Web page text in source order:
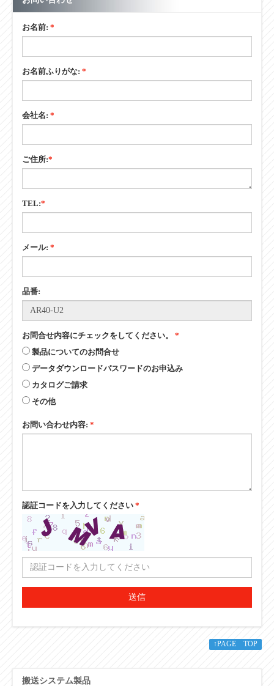
お名前: *
お名前ふりがな: *
会社名: *
ご住所:*
TEL:*
メール: *
品番:
お問合せ内容にチェックをしてください。 *
製品についてのお問合せ
データダウンロードパスワードのお申込み
カタログご請求
その他
お問い合わせ内容: *
認証コードを入力してください *
送信
↑PAGE TOP
搬送システム製品